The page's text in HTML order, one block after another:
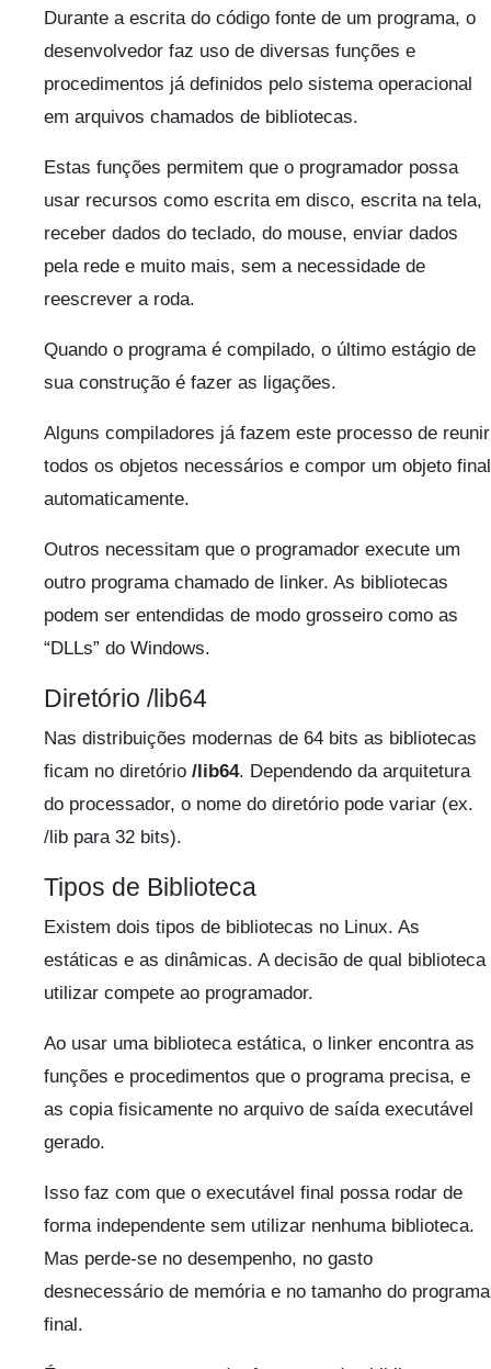
Durante a escrita do código fonte de um programa, o
desenvolvedor faz uso de diversas funções e
procedimentos já definidos pelo sistema operacional
em arquivos chamados de bibliotecas.
Estas funções permitem que o programador possa
usar recursos como escrita em disco, escrita na tela,
receber dados do teclado, do mouse, enviar dados
pela rede e muito mais, sem a necessidade de
reescrever a roda.
Quando o programa é compilado, o último estágio de
sua construção é fazer as ligações.
Alguns compiladores já fazem este processo de reunir
todos os objetos necessários e compor um objeto final
automaticamente.
Outros necessitam que o programador execute um
outro programa chamado de linker. As bibliotecas
podem ser entendidas de modo grosseiro como as
“DLLs” do Windows.
Diretório /lib64
Nas distribuições modernas de 64 bits as bibliotecas
ficam no diretório /lib64. Dependendo da arquitetura
do processador, o nome do diretório pode variar (ex.
/lib para 32 bits).
Tipos de Biblioteca
Existem dois tipos de bibliotecas no Linux. As
estáticas e as dinâmicas. A decisão de qual biblioteca
utilizar compete ao programador.
Ao usar uma biblioteca estática, o linker encontra as
funções e procedimentos que o programa precisa, e
as copia fisicamente no arquivo de saída executável
gerado.
Isso faz com que o executável final possa rodar de
forma independente sem utilizar nenhuma biblioteca.
Mas perde-se no desempenho, no gasto
desnecessário de memória e no tamanho do programa
final.